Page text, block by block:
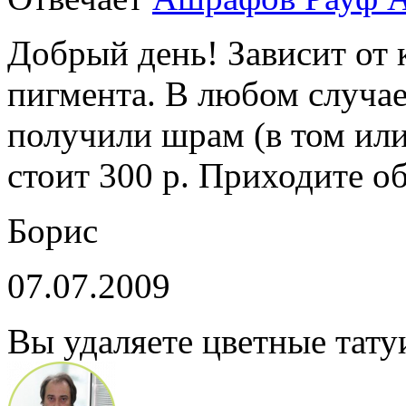
Добрый день! Зависит от
пигмента. В любом
получили шрам (в том
стоит 300 р. Приходите
Борис
07.07.2009
Вы удаляете цветные